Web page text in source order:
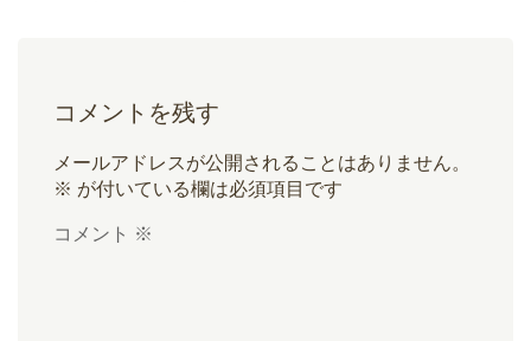
コメントを残す
メールアドレスが公開されることはありません。
※ が付いている欄は必須項目です
コメント ※